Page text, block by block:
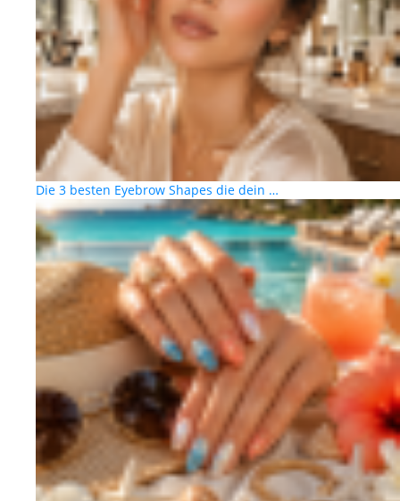
Die 3 besten Eyebrow Shapes die dein …